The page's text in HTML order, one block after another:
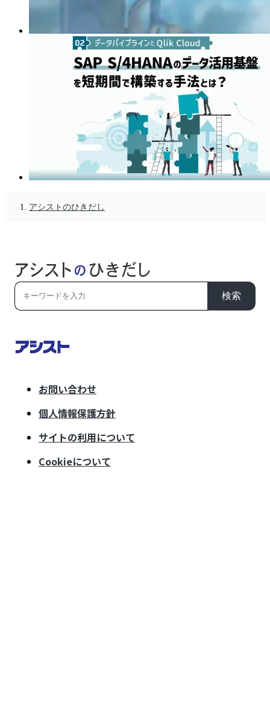
アシストのひきだし
検索
お問い合わせ
個人情報保護方針
サイトの利用について
Cookieについて